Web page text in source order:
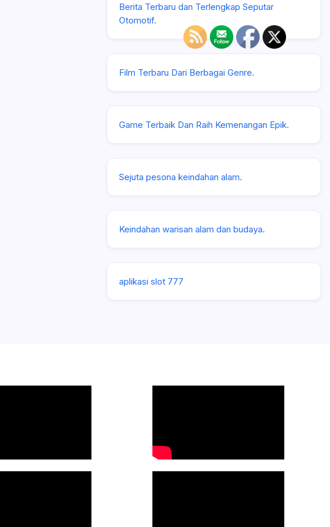
Berita Terbaru dan Terlengkap Seputar
Otomotif.
Film Terbaru Dari Berbagai Genre.
Game Terbaik Dan Raih Kemenangan Epik.
Sejuta pesona keindahan alam.
Keindahan warisan alam dan budaya.
aplikasi slot 777